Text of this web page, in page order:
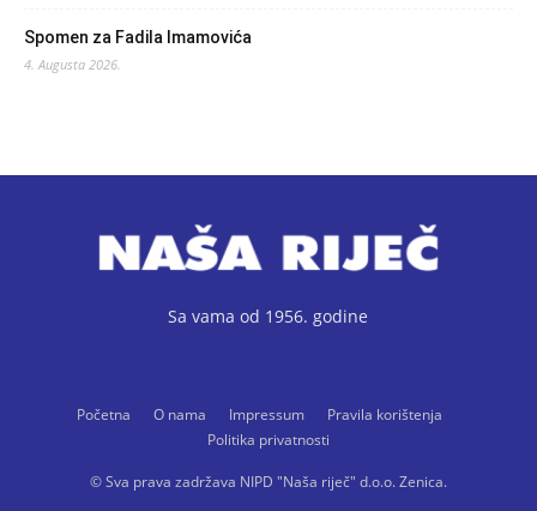
Spomen za Fadila Imamovića
4. Augusta 2026.
Sa vama od 1956. godine
Početna O nama Impressum
Pravila korištenja
Politika privatnosti
© Sva prava zadržava NIPD "Naša riječ" d.o.o. Zenica.